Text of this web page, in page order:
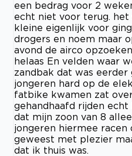
een bedrag voor 2
echt niet voor terug. het
kleine eigenlijk voor
drogers en noem maar
avond de airco
helaas En velden waar
zandbak dat was eerder
jongeren hard op de
fatbike kwamen zat
gehandhaafd rijden
dat mijn zoon van 8
jongeren hiermee racen
geweest met plezier
dat ik thuis was.